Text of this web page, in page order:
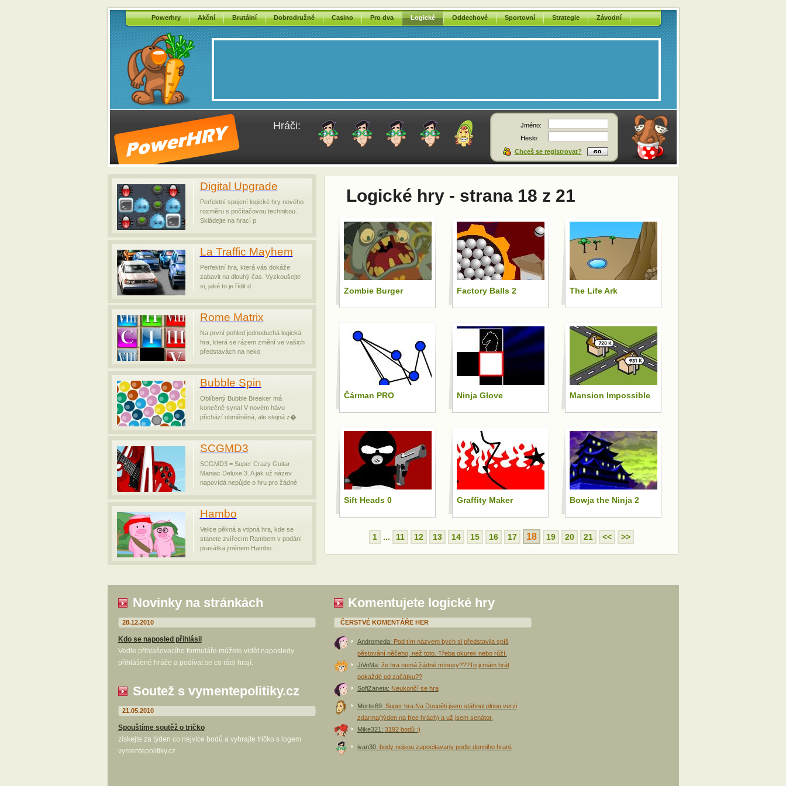
Powerhry Akční Brutální Dobrodružné Casino Pro dva Logické Oddechové Sportovní Strategie Závodní
Hráči:
Jméno:
Heslo:
Chceš se registrovat?
Digital Upgrade
Perfektní spojení logické hry nového
rozměru s počítačovou technikou.
Skládejte na hrací p
La Traffic Mayhem
Perfektní hra, která vás dokáže
zabavit na dlouhý čas. Vyzkoušejte
si, jaké to je řídit d
Rome Matrix
Na první pohled jednoduchá logická
hra, která se rázem změní ve vašich
představách na neko
Bubble Spin
Oblíbený Bubble Breaker má
konečně syna! V novém hávu
přichází obměněná, ale stejná z�
SCGMD3
SCGMD3 = Super Crazy Guitar
Maniac Deluxe 3. A jak už název
napovídá nepůjde o hru pro žádné
Hambo
Velice pěkná a vtipná hra, kde se
stanete zvířecím Rambem v podání
prasátka jménem Hambo.
Logické hry - strana 18 z 21
Zombie Burger Factory Balls 2 The Life Ark
Čárman PRO Ninja Glove Mansion Impossible
Sift Heads 0 Graffity Maker Bowja the Ninja 2
1 ... 11 12 13 14 15 16 17 18 19 20 21 << >>
Novinky na stránkách
28.12.2010
Kdo se naposled přihlásil
Vedle přihlašovacího formuláře můžete vidět naposledy
přihlášené hráče a podívat se co rádi hrají.
Soutež s vymentepolitiky.cz
21.05.2010
Spouštíme soutěž o tričko
získejte za týden co nejvíce bodů a vyhrajte tričko s logem
vymentepolitiky.cz
Komentujete logické hry
ČERSTVÉ KOMENTÁŘE HER
Andromeda: Pod tím názvem bych si představila spíš
pěstování něčeho, než toto. Třeba okurek nebo růží.
JiVoMa: že hra nemá žádné mínusy???To ji mám hrát
pokaždé od začátku??
SofiZaneta: Neukončí se hra
Mortis69: Super hra.Na Doupěti jsem stáhnul plnou verzi
zdarma(týden na free hrách) a už jsem senátor.
Mike321: 3192 bodů :)
ivan30: body nejsou zapocitavany podle denniho hrani.